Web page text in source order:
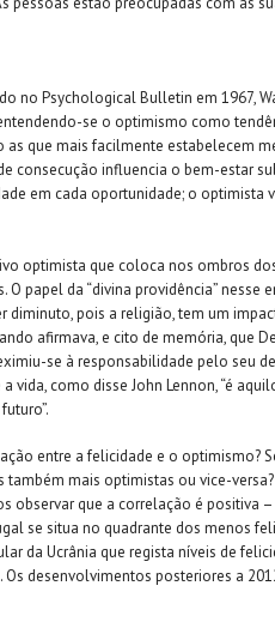
no Psychological Bulletin em 1967,
se o optimismo como
as que mais facilmente estabelecem
consecução influencia o bem-estar
em cada oportunidade; o optimista
optimista que coloca nos ombros
papel da “divina providência” nesse
diminuto, pois a religião, tem um
afirmava, e cito de memória, que
se à responsabilidade pelo seu
vida, como disse John Lennon, “é
entre a felicidade e o optimismo?
mais optimistas ou vice-
observar que a correlação é positiva
se situa no quadrante dos menos
da Ucrânia que regista níveis de
desenvolvimentos posteriores a